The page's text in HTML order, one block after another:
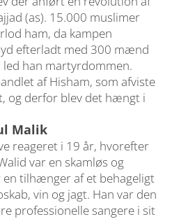
(as). 15.000 muslimer
ham, da kampen
efterladt med 300 mænd
han martyrdommen.
af Hisham, som afviste
og derfor blev det hængt i
Malik
reageret i 19 år, hvorefter
var en skamløs og
en tilhænger af et behageligt
vin og jagt. Han var den
professionelle sangere i sit